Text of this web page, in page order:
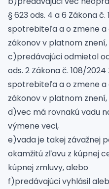
§ 623 ods. 4 a 6 Zákona
spotrebiteľa a o zmene
zákonov v platnom znení,
c)predávajúci odmietol
ods. 2 Zákona č. 108/
spotrebiteľa a o zmene
zákonov v platnom znení,
d)vec má rovnakú vadu
výmene veci,
e)vada je takej závažnej
okamžitú zľavu z kúpnej
kúpnej zmluvy, alebo
f)predávajúci vyhlásil